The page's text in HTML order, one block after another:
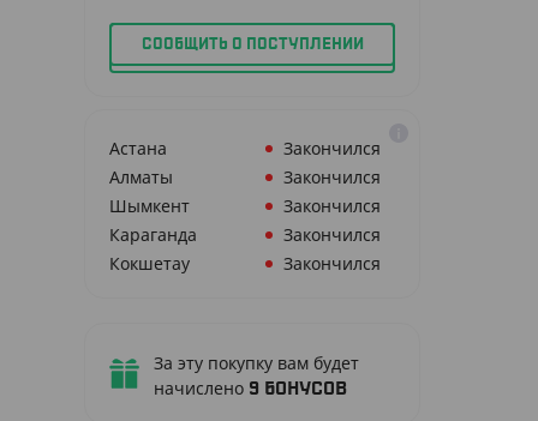
СООБЩИТЬ О ПОСТУПЛЕНИИ
Астана
Закончился
Алматы
Закончился
Шымкент
Закончился
Караганда
Закончился
Кокшетау
Закончился
За эту покупку вам будет
начислено 9 бонусов